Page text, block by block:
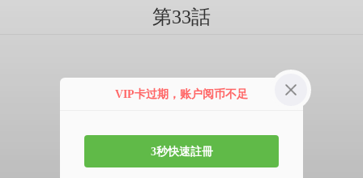
第33話
VIP卡过期，账户阅币不足
3秒快速註冊